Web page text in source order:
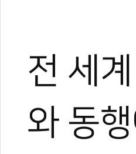
전 세
와 동